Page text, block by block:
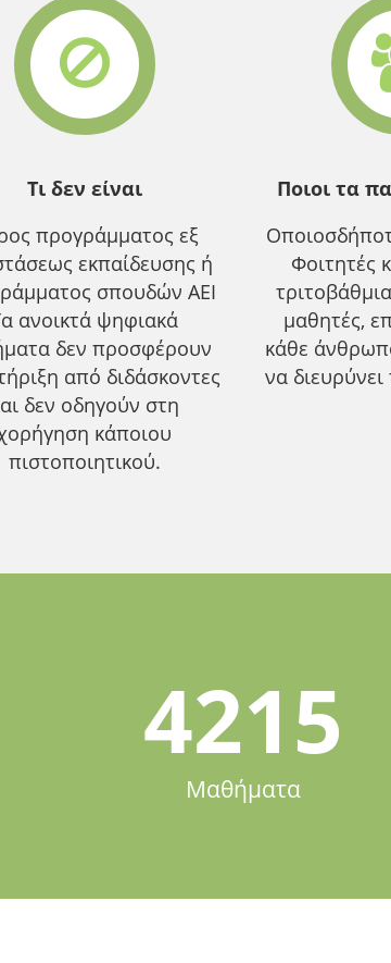
Τι δεν είναι
προγράμματος εξ
εκπαίδευσης ή
σπουδών ΑΕΙ
ανοικτά ψηφιακά
δεν προσφέρουν
από διδάσκοντες
δεν οδηγούν στη
κάποιου
πιστοποιητικού.
Ποιοι τα
Φοιτητές
μαθητές,
κάθε
να διευρύνει
4215
Μαθήματα